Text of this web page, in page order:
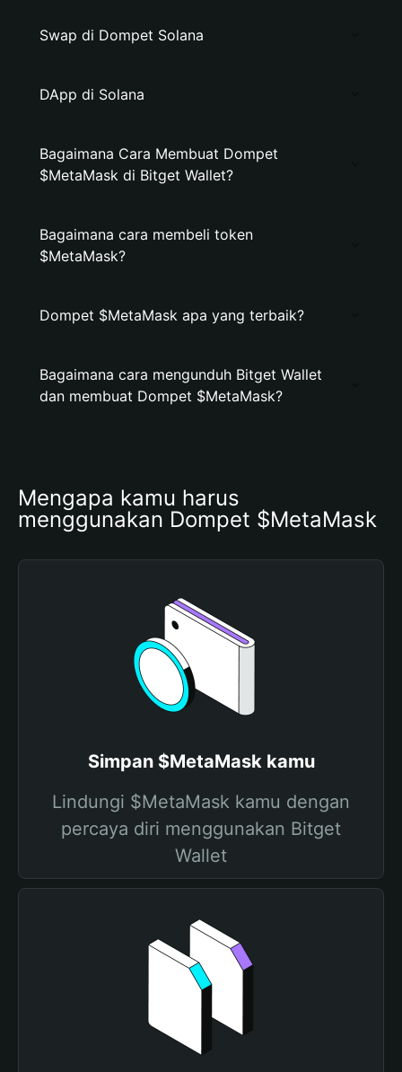
Swap di Dompet Solana
DApp di Solana
Bagaimana Cara Membuat Dompet
$MetaMask di Bitget Wallet?
Bagaimana cara membeli token
$MetaMask?
Dompet $MetaMask apa yang terbaik?
Bagaimana cara mengunduh Bitget Wallet
dan membuat Dompet $MetaMask?
Mengapa kamu harus
menggunakan Dompet $MetaMask
Simpan $MetaMask kamu
Lindungi $MetaMask kamu dengan
percaya diri menggunakan Bitget
Wallet